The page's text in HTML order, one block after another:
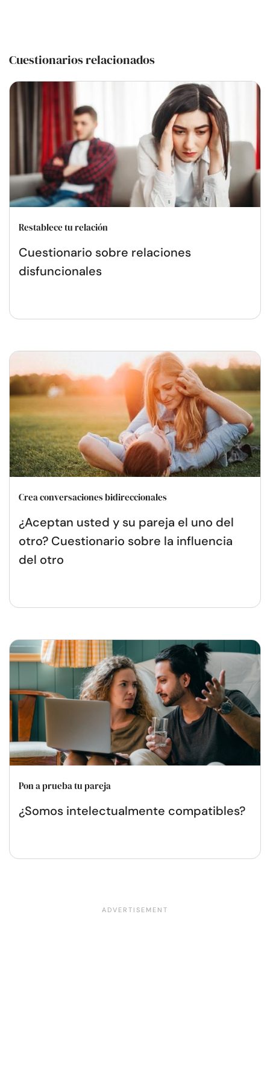
Cuestionarios relacionados
Restablece tu relación
Cuestionario sobre relaciones
disfuncionales
Crea conversaciones bidireccionales
¿Aceptan usted y su pareja el uno del
otro? Cuestionario sobre la influencia
del otro
Pon a prueba tu pareja
¿Somos intelectualmente compatibles?